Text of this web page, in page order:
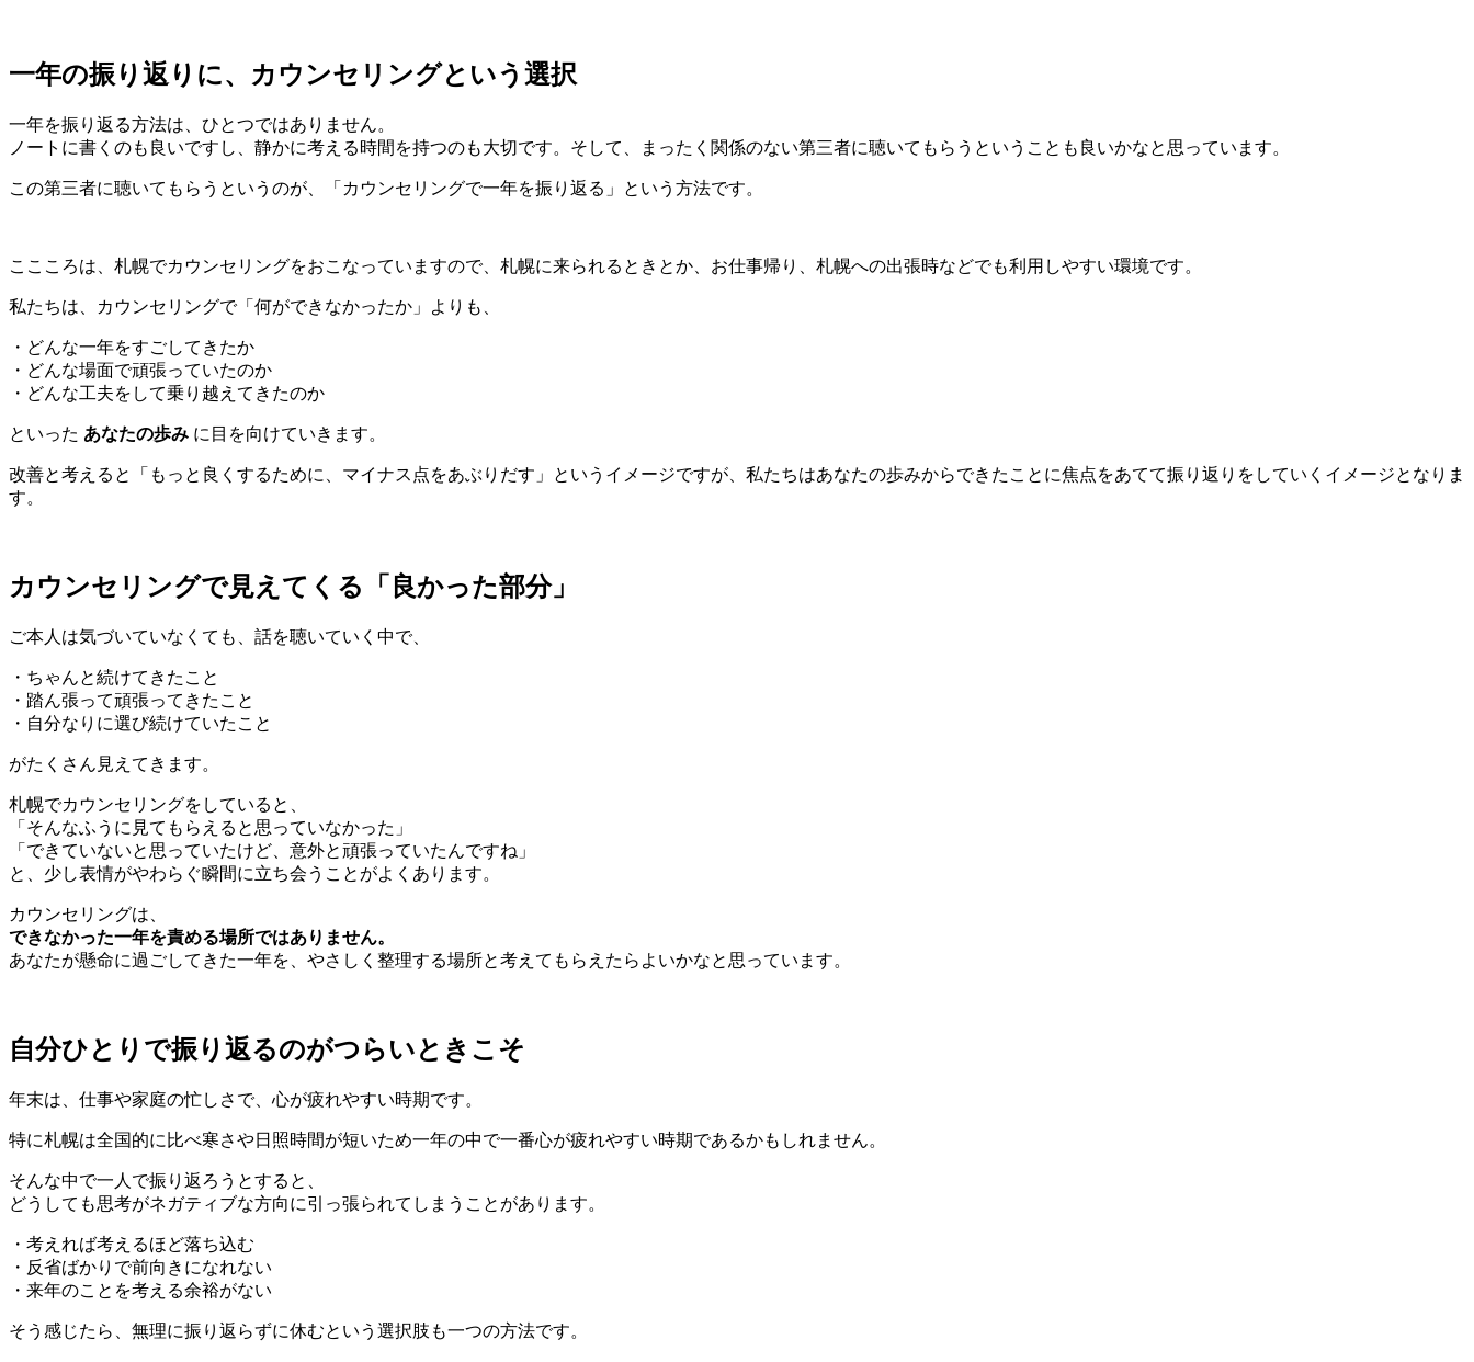
一年の振り返りに、カウンセリングという選択
一年を振り返る方法は、ひとつではありません。
ノートに書くのも良いですし、静かに考える時間を持つのも大切です。そして、まったく関係のない第三者に聴いてもらうということも良いかなと思っています。
この第三者に聴いてもらうというのが、「カウンセリングで一年を振り返る」という方法です。
ここころは、札幌でカウンセリングをおこなっていますので、札幌に来られるときとか、お仕事帰り、札幌への出張時などでも利用しやすい環境です。
私たちは、カウンセリングで「何ができなかったか」よりも、
・どんな一年をすごしてきたか
・どんな場面で頑張っていたのか
・どんな工夫をして乗り越えてきたのか
といった あなたの歩み に目を向けていきます。
改善と考えると「もっと良くするために、マイナス点をあぶりだす」というイメージですが、私たちはあなたの歩みからできたことに焦点をあてて振り返りをしていくイメージとなりま
す。
カウンセリングで見えてくる「良かった部分」
ご本人は気づいていなくても、話を聴いていく中で、
・ちゃんと続けてきたこと
・踏ん張って頑張ってきたこと
・自分なりに選び続けていたこと
がたくさん見えてきます。
札幌でカウンセリングをしていると、
「そんなふうに見てもらえると思っていなかった」
「できていないと思っていたけど、意外と頑張っていたんですね」
と、少し表情がやわらぐ瞬間に立ち会うことがよくあります。
カウンセリングは、
できなかった一年を責める場所ではありません。
あなたが懸命に過ごしてきた一年を、やさしく整理する場所と考えてもらえたらよいかなと思っています。
自分ひとりで振り返るのがつらいときこそ
年末は、仕事や家庭の忙しさで、心が疲れやすい時期です。
特に札幌は全国的に比べ寒さや日照時間が短いため一年の中で一番心が疲れやすい時期であるかもしれません。
そんな中で一人で振り返ろうとすると、
どうしても思考がネガティブな方向に引っ張られてしまうことがあります。
・考えれば考えるほど落ち込む
・反省ばかりで前向きになれない
・来年のことを考える余裕がない
そう感じたら、無理に振り返らずに休むという選択肢も一つの方法です。